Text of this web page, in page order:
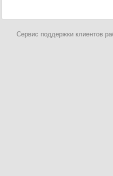
Сервис поддержки клиентов